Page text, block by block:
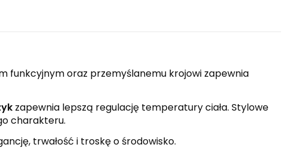
funkcyjnym oraz przemyślanemu krojowi zapewnia
zapewnia lepszą regulację temperatury ciała. Stylowe
charakteru.
trwałość i troskę o środowisko.